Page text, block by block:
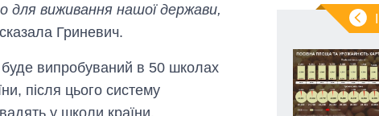
для виживання нашої держави,
Гриневич.
буде випробуваний в 50 школах
після цього систему
у школи країни.
гігантів: скільки
коштують і
заробляють